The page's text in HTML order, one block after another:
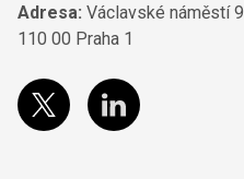
Adresa: Václavské náměstí 9
110 00 Praha 1